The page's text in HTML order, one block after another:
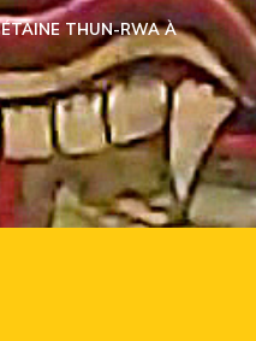
THUN-RWA À